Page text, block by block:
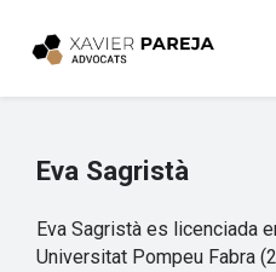
Eva Sagristà
Eva Sagristà es licenciada
Universitat Pompeu Fabra